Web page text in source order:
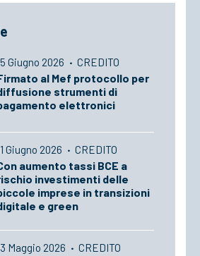
Giugno 2026 · CREDITO
al Mef protocollo per
strumenti di
elettronici
Giugno 2026 · CREDITO
aumento tassi BCE a
investimenti delle
imprese in transizioni
e green
Maggio 2026 · CREDITO